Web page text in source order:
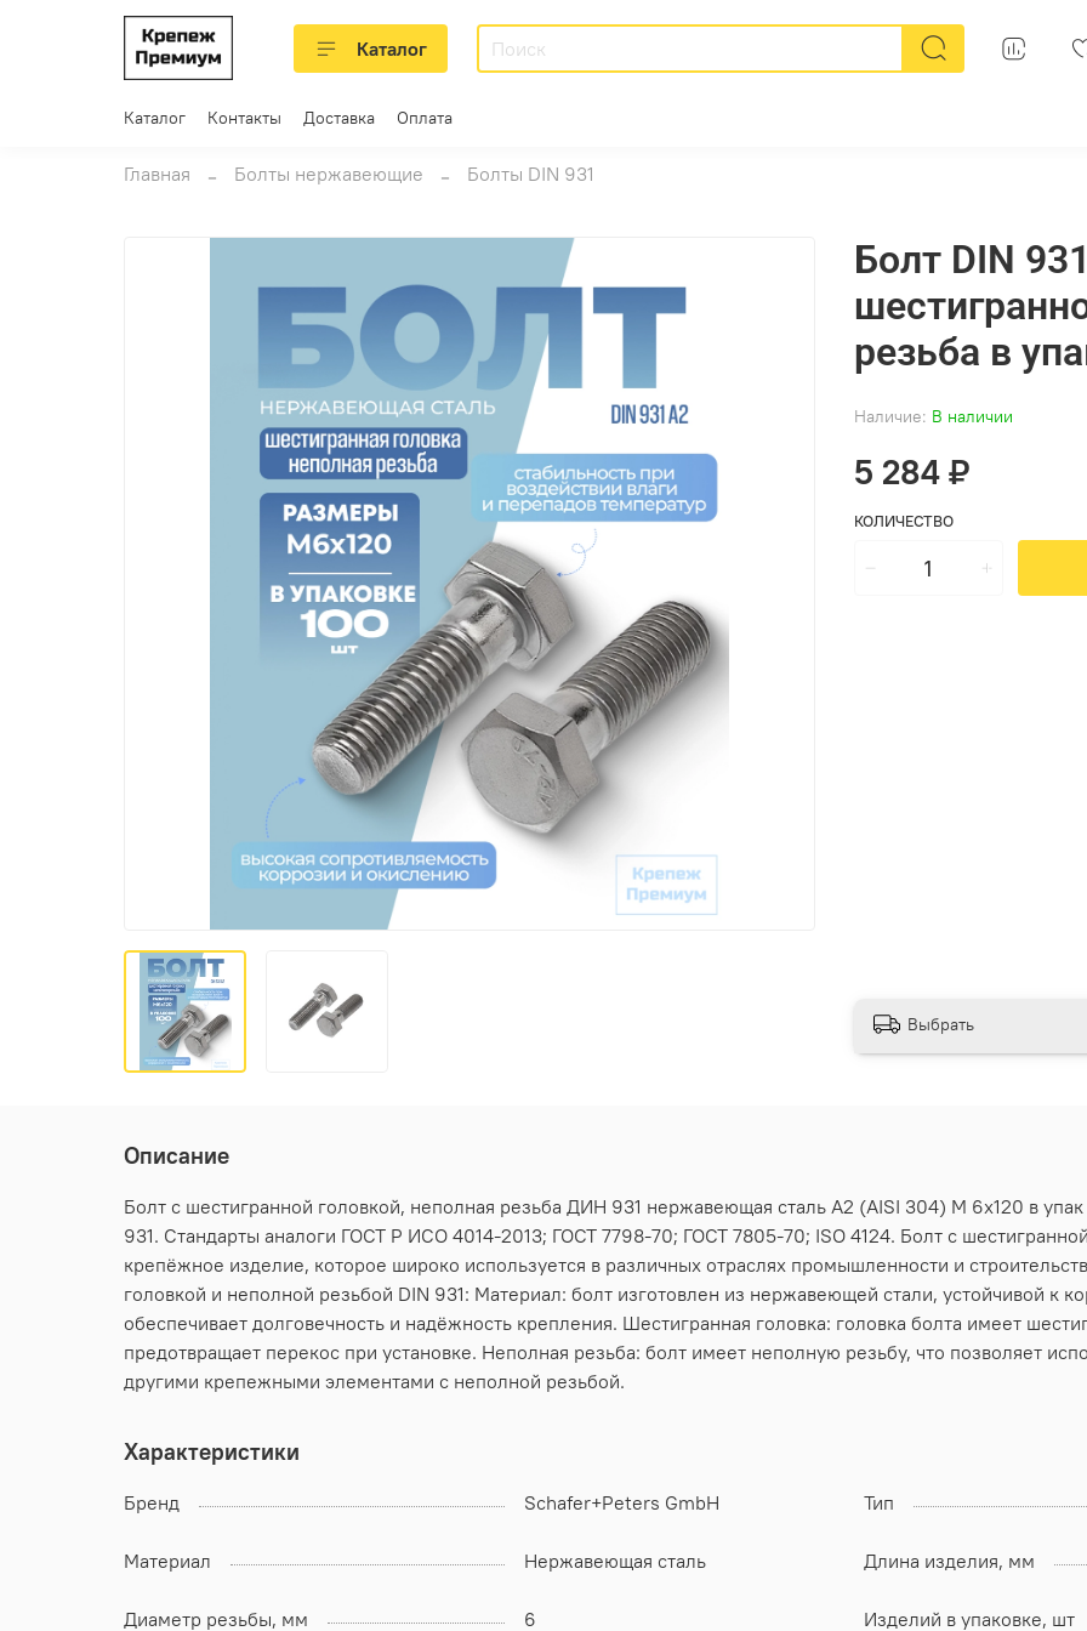
Каталог
Каталог Контакты Доставка Оплата
Главная Болты нержавеющие Болты DIN 931
Наличие: В наличии
Болт DIN
резьба в
5 284 ₽
КОЛИЧЕСТВО
Выбрать
Описание
Болт с шестигранной головкой, неполная резьба ДИН 931 нержавеющая сталь А2 (AISI 304) M 6х120 в
931. Стандарты аналоги ГОСТ Р ИСО 4014-2013; ГОСТ 7798-70; ГОСТ 7805-70; ISO 4124. Болт с
крепёжное изделие, которое широко используется в различных отраслях промышленности и
головкой и неполной резьбой DIN 931: Материал: болт изготовлен из нержавеющей стали, устойчивой к
обеспечивает долговечность и надёжность крепления. Шестигранная головка: головка болта имеет
предотвращает перекос при установке. Неполная резьба: болт имеет неполную резьбу, что позволяет
другими крепежными элементами с неполной резьбой.
Характеристики
Бренд Schafer+Peters GmbH Тип
Материал Нержавеющая сталь Длина изделия, мм
Диаметр резьбы, мм 6 Изделий в упаковке, шт